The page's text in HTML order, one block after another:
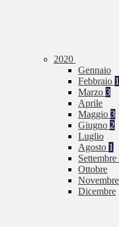
2020
Gennaio
Febbraio 1
Marzo 3
Aprile
Maggio 3
Giugno 2
Luglio
Agosto 1
Settembre
Ottobre
Novembre
Dicembre